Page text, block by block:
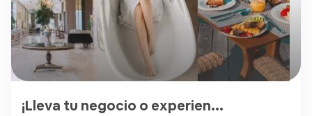
¡Lleva tu negocio o experien...